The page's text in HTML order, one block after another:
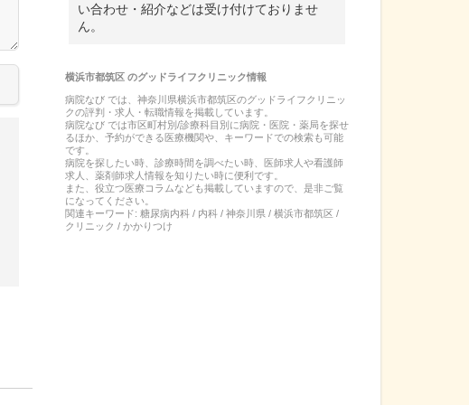
い合わせ・紹介などは受け付けておりませ
ん。
横浜市都筑区のグッドライフクリニック情報
病院なび では、 神奈川県横浜市都筑区のグッドライフクリニッ
クの評判・求人・転職情報を掲載しています。
病院なび では市区町村別/診療科目別に病院・医院・薬局を探せ
るほか、予約ができる医療機関や、キーワードでの検索も可能
です。
病院を探したい時、診療時間を調べたい時、医師求人や看護師
求人、薬剤師求人情報を知りたい時に便利です。
また、役立つ医療コラムなども掲載していますので、是非ご覧
になってください。
関連キーワード: 糖尿病内科 / 内科 / 神奈川県 / 横浜市都筑区 /
クリニック / かかりつけ